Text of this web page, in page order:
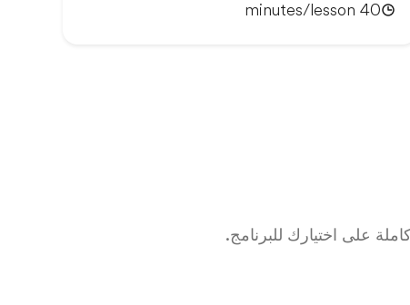
40 minutes/lesson
على اختيارك للبرنامج.